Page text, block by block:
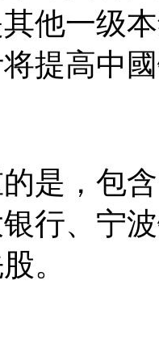
他一级
提高中
是，包
行、宁
。